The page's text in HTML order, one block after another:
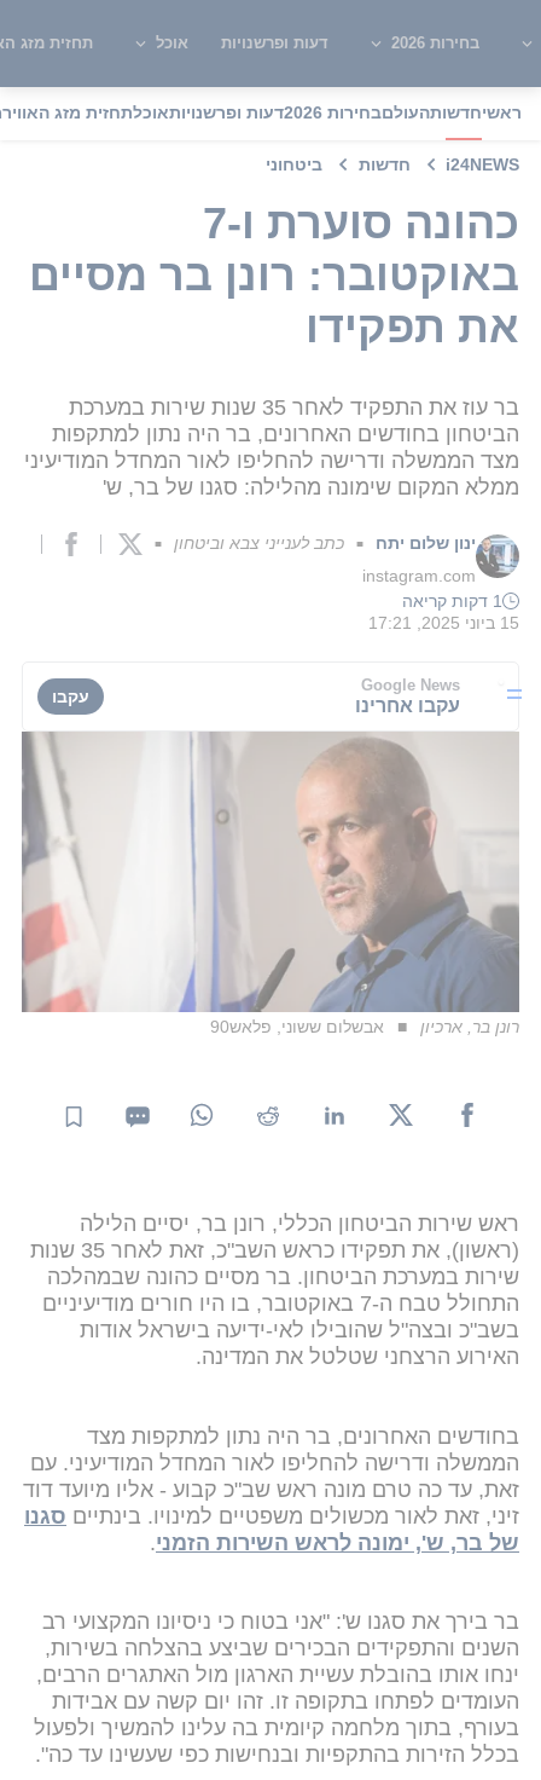
בחירות 2026 דעות ופרשנויות אוכל תחזית מזג
ראשיחדשותהעולםבחירות 2026 דעות ופרשנויותאוכלתחזית מזג האוויר
i24NEWS חדשות ביטחוני
כהונה סוערת ו-7
באוקטובר: רונן בר מסיים
את תפקידו
בר עוז את התפקיד לאחר 35 שנות שירות במערכת
הביטחון בחודשים האחרונים, בר היה נתון למתקפות
מצד הממשלה ודרישה להחליפו לאור המחדל המודיעיני
ממלא המקום שימונה מהלילה: סגנו של בר, ש'
ינון שלום יתח ■ כתב לענייני צבא וביטחון ■
instagram.com
1 דקות קריאה
15 ביוני 2025, 17:21
Google News
עקבו אחרינו עקבו
רונן בר, ארכיון אבשלום ששוני, פלאש90
ראש שירות הביטחון הכללי, רונן בר, יסיים הלילה
(ראשון), את תפקידו כראש השב"כ, זאת לאחר 35 שנות
שירות במערכת הביטחון. בר מסיים כהונה שבמהלכה
התחולל טבח ה-7 באוקטובר, בו היו חורים מודיעיניים
בשב"כ ובצה"ל שהובילו לאי-ידיעה בישראל אודות
האירוע הרצחני שטלטל את המדינה.
בחודשים האחרונים, בר היה נתון למתקפות מצד
הממשלה ודרישה להחליפו לאור המחדל המודיעיני. עם
זאת, עד כה טרם מונה ראש שב"כ קבוע - אליו מיועד דוד
זיני, זאת לאור מכשולים משפטיים למינויו. בינתיים סגנו
של בר, ש', ימונה לראש השירות הזמני.
בר בירך את סגנו ש': "אני בטוח כי ניסיונו המקצועי רב
השנים והתפקידים הבכירים שביצע בהצלחה בשירות,
ינחו אותו בהובלת עשיית הארגון מול האתגרים הרבים,
העומדים לפתחו בתקופה זו. זהו יום קשה עם אבידות
בעורף, בתוך מלחמה קיומית בה עלינו להמשיך ולפעול
בכלל הזירות בהתקפיות ובנחישות כפי שעשינו עד כה".